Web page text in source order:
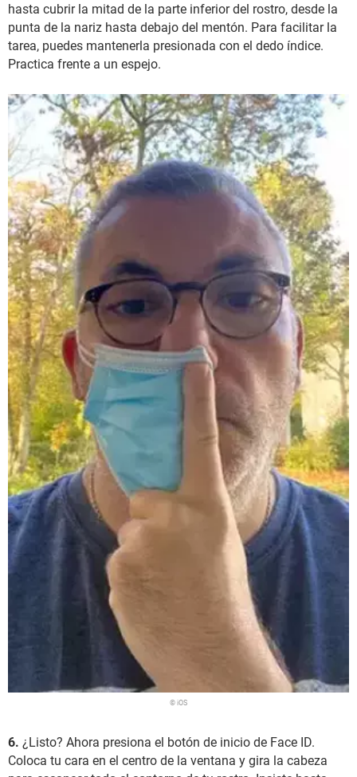
hasta cubrir la mitad de la parte inferior del rostro, desde la
punta de la nariz hasta debajo del mentón. Para facilitar la
tarea, puedes mantenerla presionada con el dedo índice.
Practica frente a un espejo.
© iOS
6. ¿Listo? Ahora presiona el botón de inicio de Face ID.
Coloca tu cara en el centro de la ventana y gira la cabeza